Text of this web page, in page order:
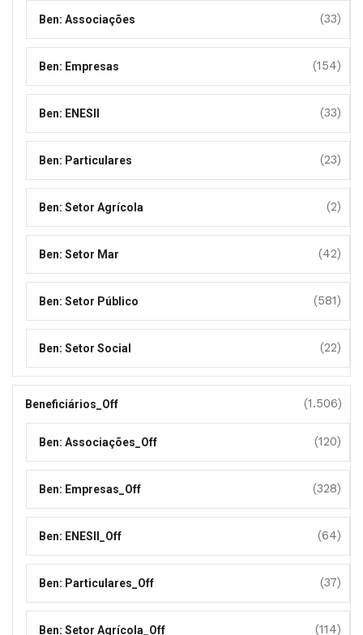
Ben: Associações (33)
Ben: Empresas (154)
Ben: ENESII (33)
Ben: Particulares (23)
Ben: Setor Agrícola (2)
Ben: Setor Mar (42)
Ben: Setor Público (581)
Ben: Setor Social (22)
Beneficiários_Off (1.506)
Ben: Associações_Off (120)
Ben: Empresas_Off (328)
Ben: ENESII_Off (64)
Ben: Particulares_Off (37)
Ben: Setor Agrícola_Off (114)